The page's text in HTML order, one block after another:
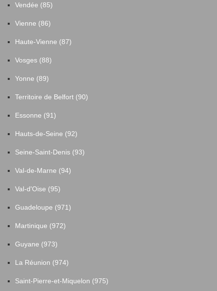
Vendée (85)
Vienne (86)
Haute-Vienne (87)
Vosges (88)
Yonne (89)
Territoire de Belfort (90)
Essonne (91)
Hauts-de-Seine (92)
Seine-Saint-Denis (93)
Val-de-Marne (94)
Val-d'Oise (95)
Guadeloupe (971)
Martinique (972)
Guyane (973)
La Réunion (974)
Saint-Pierre-et-Miquelon (975)